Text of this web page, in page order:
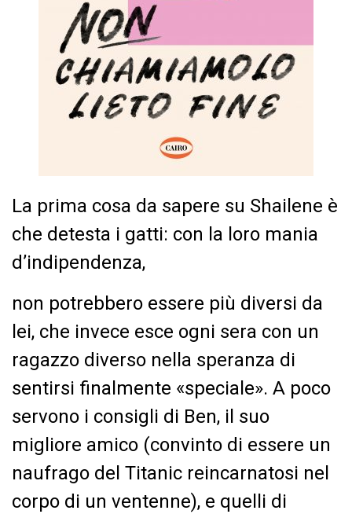
La prima cosa da sapere su Shailene è
che detesta i gatti: con la loro mania
d’indipendenza,
non potrebbero essere più diversi da
lei, che invece esce ogni sera con un
ragazzo diverso nella speranza di
sentirsi finalmente «speciale». A poco
servono i consigli di Ben, il suo
migliore amico (convinto di essere un
naufrago del Titanic reincarnatosi nel
corpo di un ventenne), e quelli di